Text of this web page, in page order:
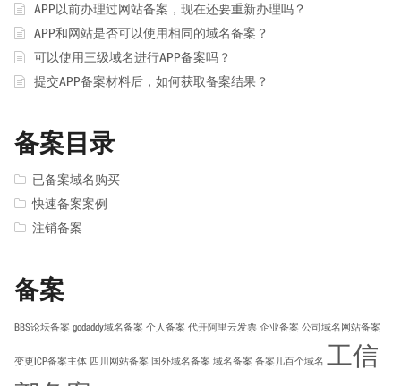
APP以前办理过网站备案，现在还要重新办理吗？
APP和网站是否可以使用相同的域名备案？
可以使用三级域名进行APP备案吗？
提交APP备案材料后，如何获取备案结果？
备案目录
已备案域名购买
快速备案案例
注销备案
备案
BBS论坛备案 godaddy域名备案 个人备案 代开阿里云发票 企业备案 公司域名网站备案
变更ICP备案主体 四川网站备案 国外域名备案 域名备案 备案几百个域名 工信